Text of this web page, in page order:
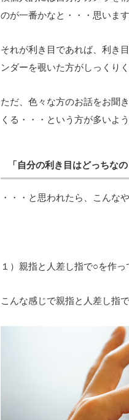
のが一番かなと・・・思います
それが利き目であれば、利き
ンダーを覗いた方がしっくり
ただ、色々な方のお話をお聞
くる・・・という方が多いよ
「自分の利き目はどっちなの
・・・と思われたら、こんな
１）親指と人差し指で○を作
こんな感じで親指と人差し指